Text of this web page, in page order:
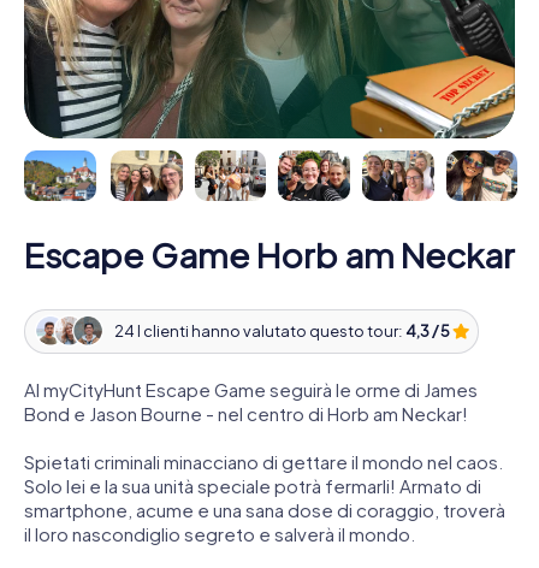
Escape Game Horb am Neckar
24 I clienti hanno valutato questo tour: 4,3 / 5
Al myCityHunt Escape Game seguirà le orme di James
Bond e Jason Bourne - nel centro di Horb am Neckar!
Spietati criminali minacciano di gettare il mondo nel caos.
Solo lei e la sua unità speciale potrà fermarli! Armato di
smartphone, acume e una sana dose di coraggio, troverà
il loro nascondiglio segreto e salverà il mondo.